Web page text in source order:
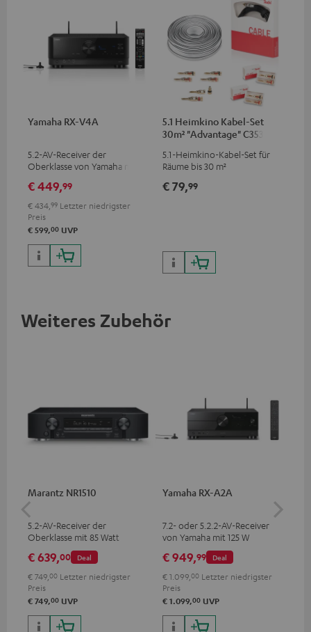
Yamaha RX-V4A
5.2-AV-Receiver der
Oberklasse von Yamaha mit
Kanal (6 Ohm, 0.9 % THD),
Verstärker mit hoher Slew-
Rate
€ 449,99
€ 434,99 Letzter niedrigster
Preis
€ 599,00 UVP
5.1 Heimkino Kabel-Set
30m² "Advantage" C3535S
5.1-Heimkino-Kabel-Set für
Räume bis 30 m²
€ 79,99
Weiteres Zubehör
Marantz NR1510
5.2-AV-Receiver der
Oberklasse mit 85 Watt
Ausgangsleistung pro Kanal
Deal
€ 639,00
€ 749,00 Letzter niedrigster
Preis
€ 749,00 UVP
Yamaha RX-A2A
7.2- oder 5.2.2-AV-Receiver
von Yamaha mit 125 W
Ausgangsleistung pro Kanal (8
Ohm, 0.9 % THD)
Deal
€ 949,99
€ 1.099,00 Letzter niedrigster
Preis
€ 1.099,00 UVP